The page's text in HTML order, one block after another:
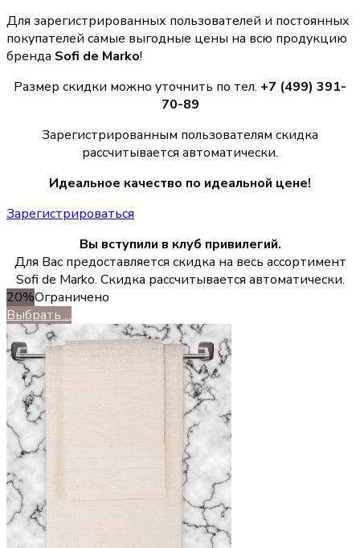
Для зарегистрированных пользователей и постоянных
покупателей самые выгодные цены на всю продукцию
бренда Sofi de Marko!
Размер скидки можно уточнить по тел. +7 (499) 391-
70-89
Зарегистрированным пользователям скидка
рассчитывается автоматически.
Идеальное качество по идеальной цене!
Зарегистрироваться
Вы вступили в клуб привилегий.
Для Вас предоставляется скидка на весь ассортимент
Sofi de Marko. Скидка рассчитывается автоматически.
20%Ограничено
Выбрать ...